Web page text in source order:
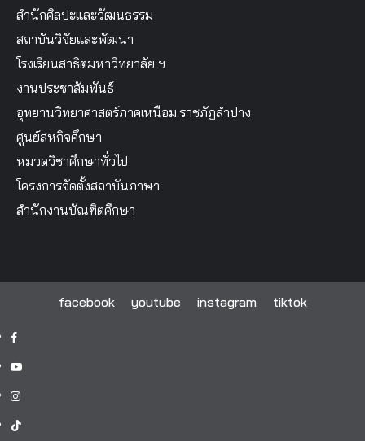
สำนักศิลปะและวัฒนธรรม
สถาบันวิจัยและพัฒนา
โรงเรียนสาธิตมหาวิทยาลัย ฯ
งานประชาสัมพันธ์
อุทยานวิทยาศาสตร์ภาคเหนือม.ราชภัฏลำปาง
ศูนย์สหกิจศึกษา
หมวดวิชาศึกษาทั่วไป
โครงการจัดตั้งสถาบันภาษา
สำนักงานบัณฑิตศึกษา
facebook youtube instagram tiktok
facebook
youtube
instagram
tiktok